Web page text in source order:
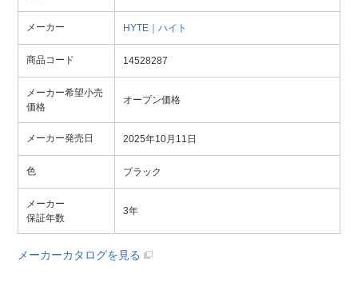
メーカー HYTE｜ハイト
商品コード 14528287
メーカー希望小売
価格
オープン価格
メーカー発売日 2025年10月11日
色 ブラック
メーカー
保証年数
3年
メーカーカタログを見る